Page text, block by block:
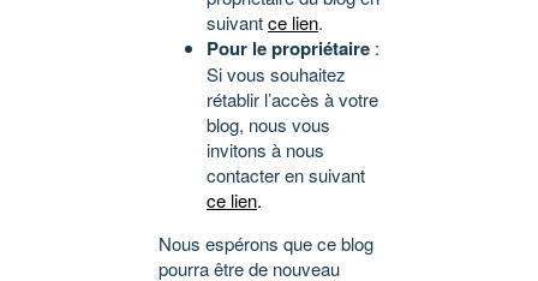
suivantce lien.
Pour le propriétaire :
Si vous souhaitez
rétablir l’accès à votre
blog, nous vous
invitons à nous
contacter en suivant
ce lien.
Nous espérons que ce blog
pourra être de nouveau